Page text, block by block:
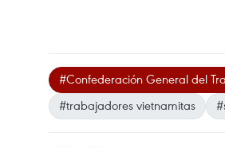
#Confederación General del
#trabajadores vietnamitas